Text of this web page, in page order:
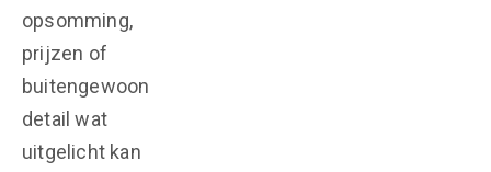
opsomming,
prijzen of
buitengewoon
detail wat
uitgelicht kan